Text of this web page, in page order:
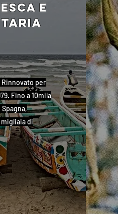
e
per
Fino a 10mila
migliaia di